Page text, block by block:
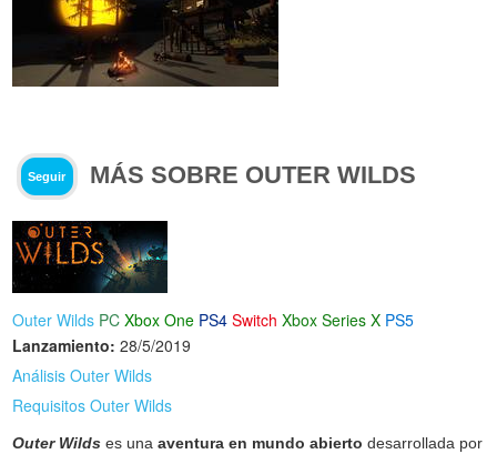
Seguir MÁS SOBRE OUTER WILDS
Outer Wilds PC Xbox One PS4 Switch Xbox Series X PS5
Lanzamiento: 28/5/2019
Análisis Outer Wilds
Requisitos Outer Wilds
Outer Wilds es unaaventura en mundo abierto desarrollada por